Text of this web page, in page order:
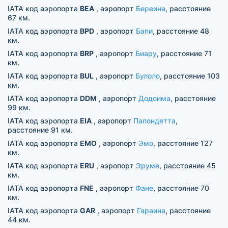
IATA код аэропорта BEA , аэропорт Береина, расстояние
67 км.
IATA код аэропорта BPD , аэропорт Бапи, расстояние 48
км.
IATA код аэропорта BRP , аэропорт Биару, расстояние 71
км.
IATA код аэропорта BUL , аэропорт Булоло, расстояние 103
км.
IATA код аэропорта DDM , аэропорт Додоима, расстояние
99 км.
IATA код аэропорта EIA , аэропорт Папондетта,
расстояние 91 км.
IATA код аэропорта EMO , аэропорт Эмо, расстояние 127
км.
IATA код аэропорта ERU , аэропорт Эруме, расстояние 45
км.
IATA код аэропорта FNE , аэропорт Фане, расстояние 70
км.
IATA код аэропорта GAR , аэропорт Гараина, расстояние
44 км.